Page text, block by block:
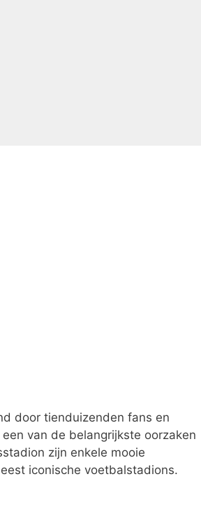
door tienduizenden fans en
van de belangrijkste oorzaken
zijn enkele mooie
iconische voetbalstadions.